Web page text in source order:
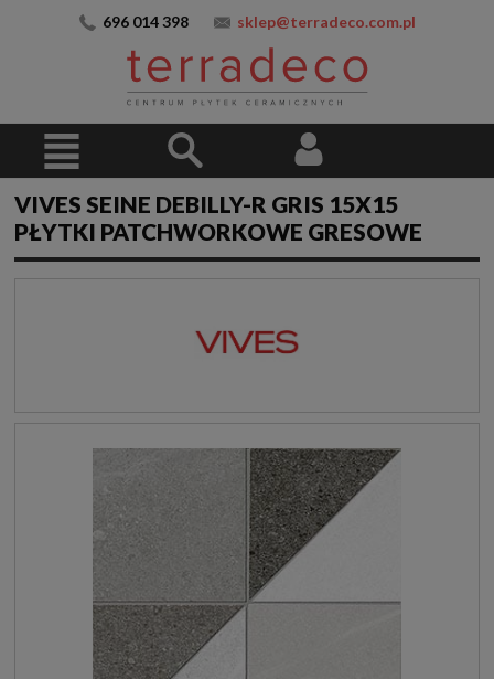
696 014 398 sklep@terradeco.com.pl
VIVES SEINE DEBILLY-R GRIS 15X15
PŁYTKI PATCHWORKOWE GRESOWE